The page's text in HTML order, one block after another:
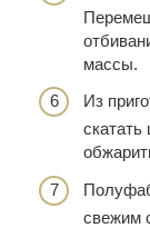
массы.
Из
скатать
свежим